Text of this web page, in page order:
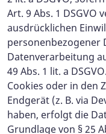
Art. 9 Abs. 1 DSGVO
ausdrücklichen
personenbezogener
Datenverarbeitung
49 Abs. 1 lit. a
Cookies oder in den
Endgerät (z. B. via
haben, erfolgt die
Grundlage von § 25